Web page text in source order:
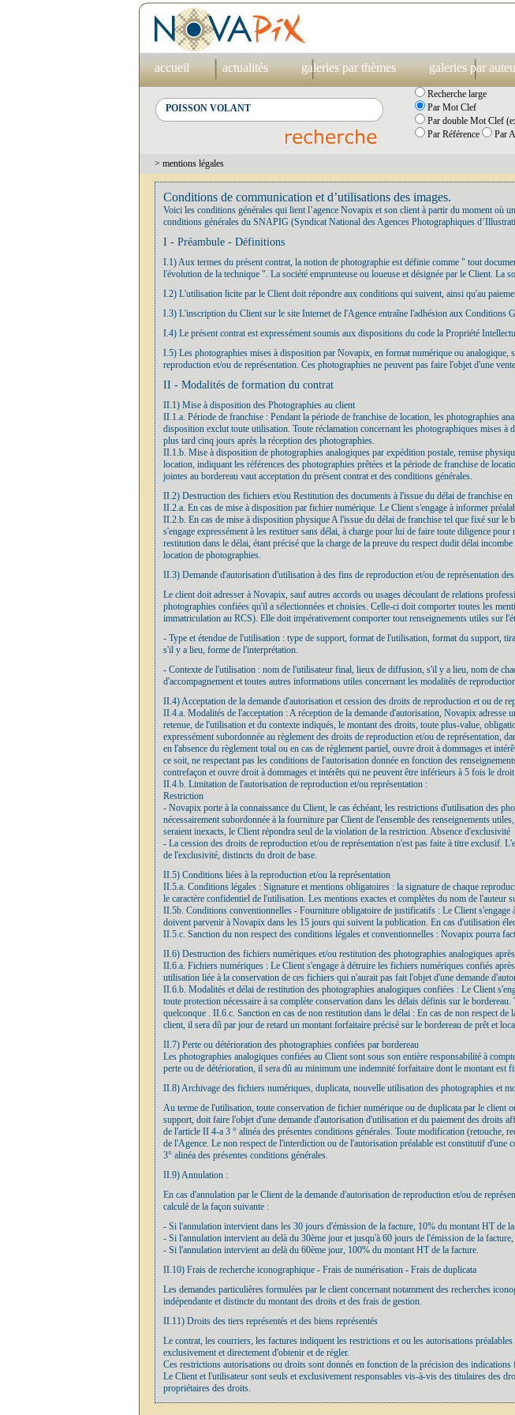
accueil actualités galeries par thèmes galeries par
Recherche large
Par Mot Clef
Par double Mot Clef
Par Référence
Par
> mentions légales
Conditions de communication et d’utilisations des images.
Voici les conditions générales qui lient l’agence Novapix et son client à partir du moment où
conditions générales du SNAPIG (Syndicat National des Agences Photographiques
I - Préambule - Définitions
I.1) Aux termes du présent contrat, la notion de photographie est définie comme " tout
l'évolution de la technique ". La société emprunteuse ou loueuse et désignée par le Client. La
I.2) L'utilisation licite par le Client doit répondre aux conditions qui suivent, ainsi qu'au
I.3) L'inscription du Client sur le site Internet de l'Agence entraîne l'adhésion aux Conditions
I.4) Le présent contrat est expressément soumis aux dispositions du code la Propriété
I.5) Les photographies mises à disposition par Novapix, en format numérique ou
reproduction et/ou de représentation. Ces photographies ne peuvent pas faire l'objet d'une
II - Modalités de formation du contrat
II.1) Mise à disposition des Photographies au client
II.1.a. Période de franchise : Pendant la période de franchise de location, les photographies
disposition exclut toute utilisation. Toute réclamation concernant les photographiques mises
plus tard cinq jours après la réception des photographies.
II.1.b. Mise à disposition de photographies analogiques par expédition postale, remise
location, indiquant les références des photographies prêtées et la période de franchise de
jointes au bordereau vaut acceptation du présent contrat et des conditions générales.
II.2) Destruction des fichiers et/ou Restitution des documents à l'issue du délai de franchise
II.2.a. En cas de mise à disposition par fichier numérique. Le Client s'engage à informer
II.2.b. En cas de mise à disposition physique A l'issue du délai de franchise tel que fixé sur
s'engage expressément à les restituer sans délai, à charge pour lui de faire toute diligence
restitution dans le délai, étant précisé que la charge de la preuve du respect dudit délai
location de photographies.
II.3) Demande d'autorisation d'utilisation à des fins de reproduction et/ou de représentation
Le client doit adresser à Novapix, sauf autres accords ou usages découlant de relations
photographies confiées qu'il a sélectionnées et choisies. Celle-ci doit comporter toutes les
immatriculation au RCS). Elle doit impérativement comporter tout renseignements utiles sur
- Type et étendue de l'utilisation : type de support, format de l'utilisation, format du support,
s'il y a lieu, forme de l'interprétation.
- Contexte de l'utilisation : nom de l'utilisateur final, lieux de diffusion, s'il y a lieu, nom de
d'accompagnement et toutes autres informations utiles concernant les modalités de
II.4) Acceptation de la demande d'autorisation et cession des droits de reproduction et ou de
II.4.a. Modalités de l'acceptation : A réception de la demande d'autorisation, Novapix
retenue, de l'utilisation et du contexte indiqués, le montant des droits, toute plus-value,
expressément subordonnée au règlement des droits de reproduction et/ou de représentation,
en l'absence du règlement total ou en cas de règlement partiel, ouvre droit à dommages et
ce soit, ne respectant pas les conditions de l'autorisation donnée en fonction des
contrefaçon et ouvre droit à dommages et intérêts qui ne peuvent être inférieurs à 5 fois le
II.4.b. Limitation de l'autorisation de reproduction et/ou représentation :
Restriction
- Novapix porte à la connaissance du Client, le cas échéant, les restrictions d'utilisation des
nécessairement subordonnée à la fourniture par Client de l'ensemble des renseignements
seraient inexacts, le Client répondra seul de la violation de la restriction. Absence d'exclusivité
- La cession des droits de reproduction et/ou de représentation n'est pas faite à titre exclusif.
de l'exclusivité, distincts du droit de base.
II.5) Conditions liées à la reproduction et/ou la représentation
II.5.a. Conditions légales : Signature et mentions obligatoires : la signature de chaque
le caractère confidentiel de l'utilisation. Les mentions exactes et complètes du nom de
II.5b. Conditions conventionnelles - Fourniture obligatoire de justificatifs : Le Client
doivent parvenir à Novapix dans les 15 jours qui suivent la publication. En cas d'utilisation
II.5.c. Sanction du non respect des conditions légales et conventionnelles : Novapix pourra
II.6) Destruction des fichiers numériques et/ou restitution des photographies analogiques
II.6.a. Fichiers numériques : Le Client s'engage à détruire les fichiers numériques confiés
utilisation liée à la conservation de ces fichiers qui n'aurait pas fait l'objet d'une demande
II.6.b. Modalités et délai de restitution des photographies analogiques confiées : Le Client
toute protection nécessaire à sa complète conservation dans les délais définis sur le
quelconque . II.6.c. Sanction en cas de non restitution dans le délai : En cas de non respect
client, il sera dû par jour de retard un montant forfaitaire précisé sur le bordereau de prêt et
II.7) Perte ou détérioration des photographies confiées par bordereau
Les photographies analogiques confiées au Client sont sous son entière responsabilité à
perte ou de détérioration, il sera dû au minimum une indemnité forfaitaire dont le montant est
II.8) Archivage des fichiers numériques, duplicata, nouvelle utilisation des photographies et
Au terme de l'utilisation, toute conservation de fichier numérique ou de duplicata par le client
support, doit faire l'objet d'une demande d'autorisation d'utilisation et du paiement des droits
de l'article II 4-a 3 ° alinéa des présentes conditions générales. Toute modification (retouche,
de l'Agence. Le non respect de l'interdiction ou de l'autorisation préalable est constitutif
3° alinéa des présentes conditions générales.
II.9) Annulation :
En cas d'annulation par le Client de la demande d'autorisation de reproduction et/ou de
calculé de la façon suivante :
- Si l'annulation intervient dans les 30 jours d'émission de la facture, 10% du montant HT de
- Si l'annulation intervient au delà du 30ème jour et jusqu'à 60 jours de l'émission de la
- Si l'annulation intervient au delà du 60ème jour, 100% du montant HT de la facture.
II.10) Frais de recherche iconographique - Frais de numérisation - Frais de duplicata
Les demandes particulières formulées par le client concernant notamment des recherches
indépendante et distincte du montant des droits et des frais de gestion.
II.11) Droits des tiers représentés et des biens représentés
Le contrat, les courriers, les factures indiquent les restrictions et ou les autorisations
exclusivement et directement d'obtenir et de régler.
Ces restrictions autorisations ou droits sont donnés en fonction de la précision des
Le Client et l'utilisateur sont seuls et exclusivement responsables vis-à-vis des titulaires des
propriétaires des droits.